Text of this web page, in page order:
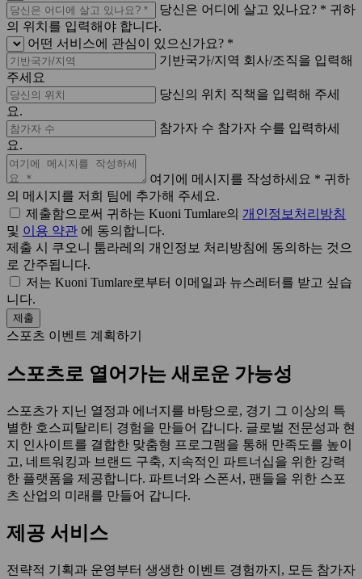
당신은 어디에 살고 있나요? * 귀하
의 위치를 ​​입력해야 합니다.
어떤 서비스에 관심이 있으신가요? *
기반국가/지역 회사/조직을 입력해
주세요
당신의 위치
직책을 입력해 주세
요.
참가자 수 참가자 수를 입력하세
요.
여기에 메시지를 작성하세요 * 귀하
의 메시지를 저희 팀에 추가해 주세요.
제출함으로써 귀하는 Kuoni Tumlare의 개인정보처리방침
및 이용 약관 에 동의합니다.
제출 시 쿠오니 툼라레의 개인정보 처리방침에 동의하는 것으
로 간주됩니다.
저는 Kuoni Tumlare로부터 이메일과 뉴스레터를 받고 싶습
니다.
제출
스포츠 이벤트 계획하기
스포츠로 열어가는 새로운 가능성
스포츠가 지닌 열정과 에너지를 바탕으로, 경기 그 이상의 특
별한 호스피탈리티 경험을 만들어 갑니다. 글로벌 전문성과 현
지 인사이트를 결합한 맞춤형 프로그램을 통해 만족도를 높이
고, 네트워킹과 브랜드 구축, 지속적인 파트너십을 위한 강력
한 플랫폼을 제공합니다. 파트너와 스폰서, 팬들을 위한 스포
츠 산업의 미래를 만들어 갑니다.
제공 서비스
전략적 기획과 운영부터 생생한 이벤트 경험까지, 모든 참가자